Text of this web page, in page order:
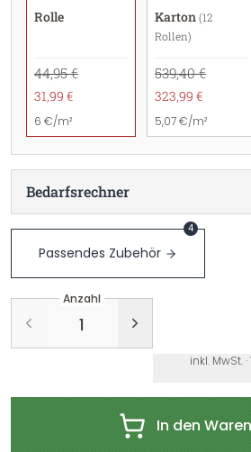
Rolle
44,95 €
31,99 €
6 €/m²
Karton (12
Rollen)
539,40 €
323,99 €
5,07 €/m²
Bedarfsrechner
Passendes Zubehör
4
Anzahl
inkl. MwSt.
In den